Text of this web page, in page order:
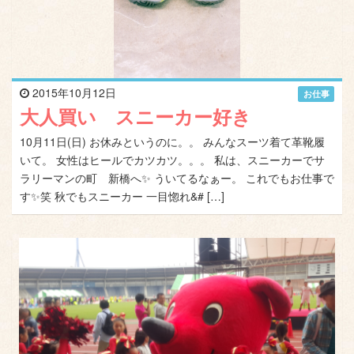
2015年10月12日 お仕事
大人買い スニーカー好き
10月11日(日) お休みというのに。。 みんなスーツ着て革靴履
いて。 女性はヒールでカツカツ。。。 私は、スニーカーでサ
ラリーマンの町 新橋へ✨ ういてるなぁー。 これでもお仕事で
す✨笑 秋でもスニーカー 一目惚れ&# […]